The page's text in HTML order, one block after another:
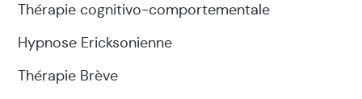
Thérapie cognitivo-comportementale
Hypnose Ericksonienne
Thérapie Brève